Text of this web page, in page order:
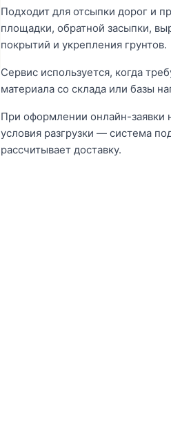
Подходит для отсыпки дорог и
площадки, обратной засыпки,
покрытий и укрепления грунтов.
Сервис используется, когда
материала со склада или базы
При оформлении онлайн-заявки
условия разгрузки — система
рассчитывает доставку.